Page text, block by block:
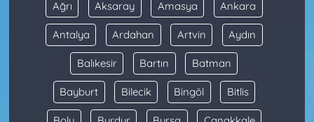
Ağrı Aksaray Amasya Ankara
Antalya Ardahan Artvin Aydın
Balıkesir Bartın Batman
Bayburt Bilecik Bingöl Bitlis